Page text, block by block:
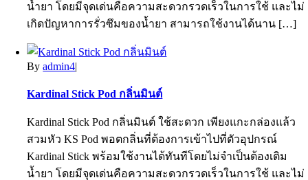
น้ำยา โดยมีจุดเด่นคือความสะดวกรวดเร็วในการใช้ และไม่
เกิดปัญหาการรั่วซึมของน้ำยา สามารถใช้งานได้นาน […]
Byadmin4|
Kardinal Stick Pod กลิ่นมินต์
Kardinal Stick Pod กลิ่นมินต์ ใช้สะดวก เพียงแกะกล่องแล้ว
สวมหัว KS Pod พอตกลิ่นที่ต้องการเข้าไปที่ตัวอุปกรณ์
Kardinal Stick พร้อมใช้งานได้ทันทีโดยไม่จำเป็นต้องเติม
น้ำยา โดยมีจุดเด่นคือความสะดวกรวดเร็วในการใช้ และไม่